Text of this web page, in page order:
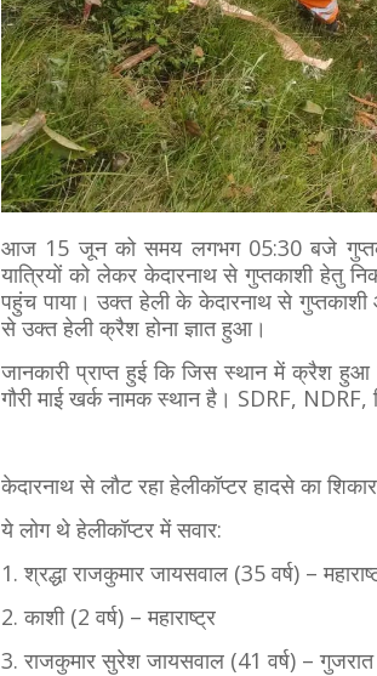
आज 15 जून को समय लगभग 05:30 बजे
यात्रियों को लेकर केदारनाथ से गुप्तकाशी हेतु
पहुंच पाया। उक्त हेली के केदारनाथ से
से उक्त हेली क्रैश होना ज्ञात हुआ।
जानकारी प्राप्त हुई कि जिस स्थान में क्रैश
गौरी माई खर्क नामक स्थान है। SDRF,
केदारनाथ से लौट रहा हेलीकॉप्टर हादसे का
ये लोग थे हेलीकॉप्टर में सवार:
1. श्रद्धा राजकुमार जायसवाल (35 वर्ष) –
2. काशी (2 वर्ष) – महाराष्ट्र
3. राजकुमार सुरेश जायसवाल (41 वर्ष) – गुजरात